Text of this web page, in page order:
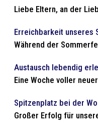
Liebe Eltern, an der
Erreichbarkeit unseres
Während der
Austausch lebendig
Eine Woche voller
Spitzenplatz bei der
Großer Erfolg für